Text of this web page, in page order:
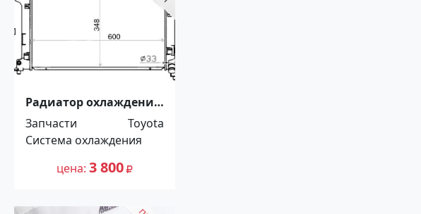
Радиатор охлаждения
Toyota Corolla 120
Краснодар
Запчасти
Toyota
Система охлаждения
цена 3 800